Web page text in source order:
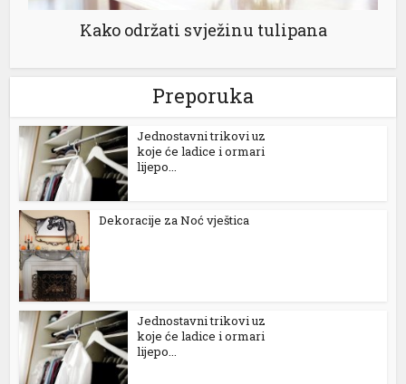
Kako održati svježinu tulipana
Preporuka
Jednostavni trikovi uz
koje će ladice i ormari
lijepo...
Dekoracije za Noć vještica
Jednostavni trikovi uz
koje će ladice i ormari
lijepo...